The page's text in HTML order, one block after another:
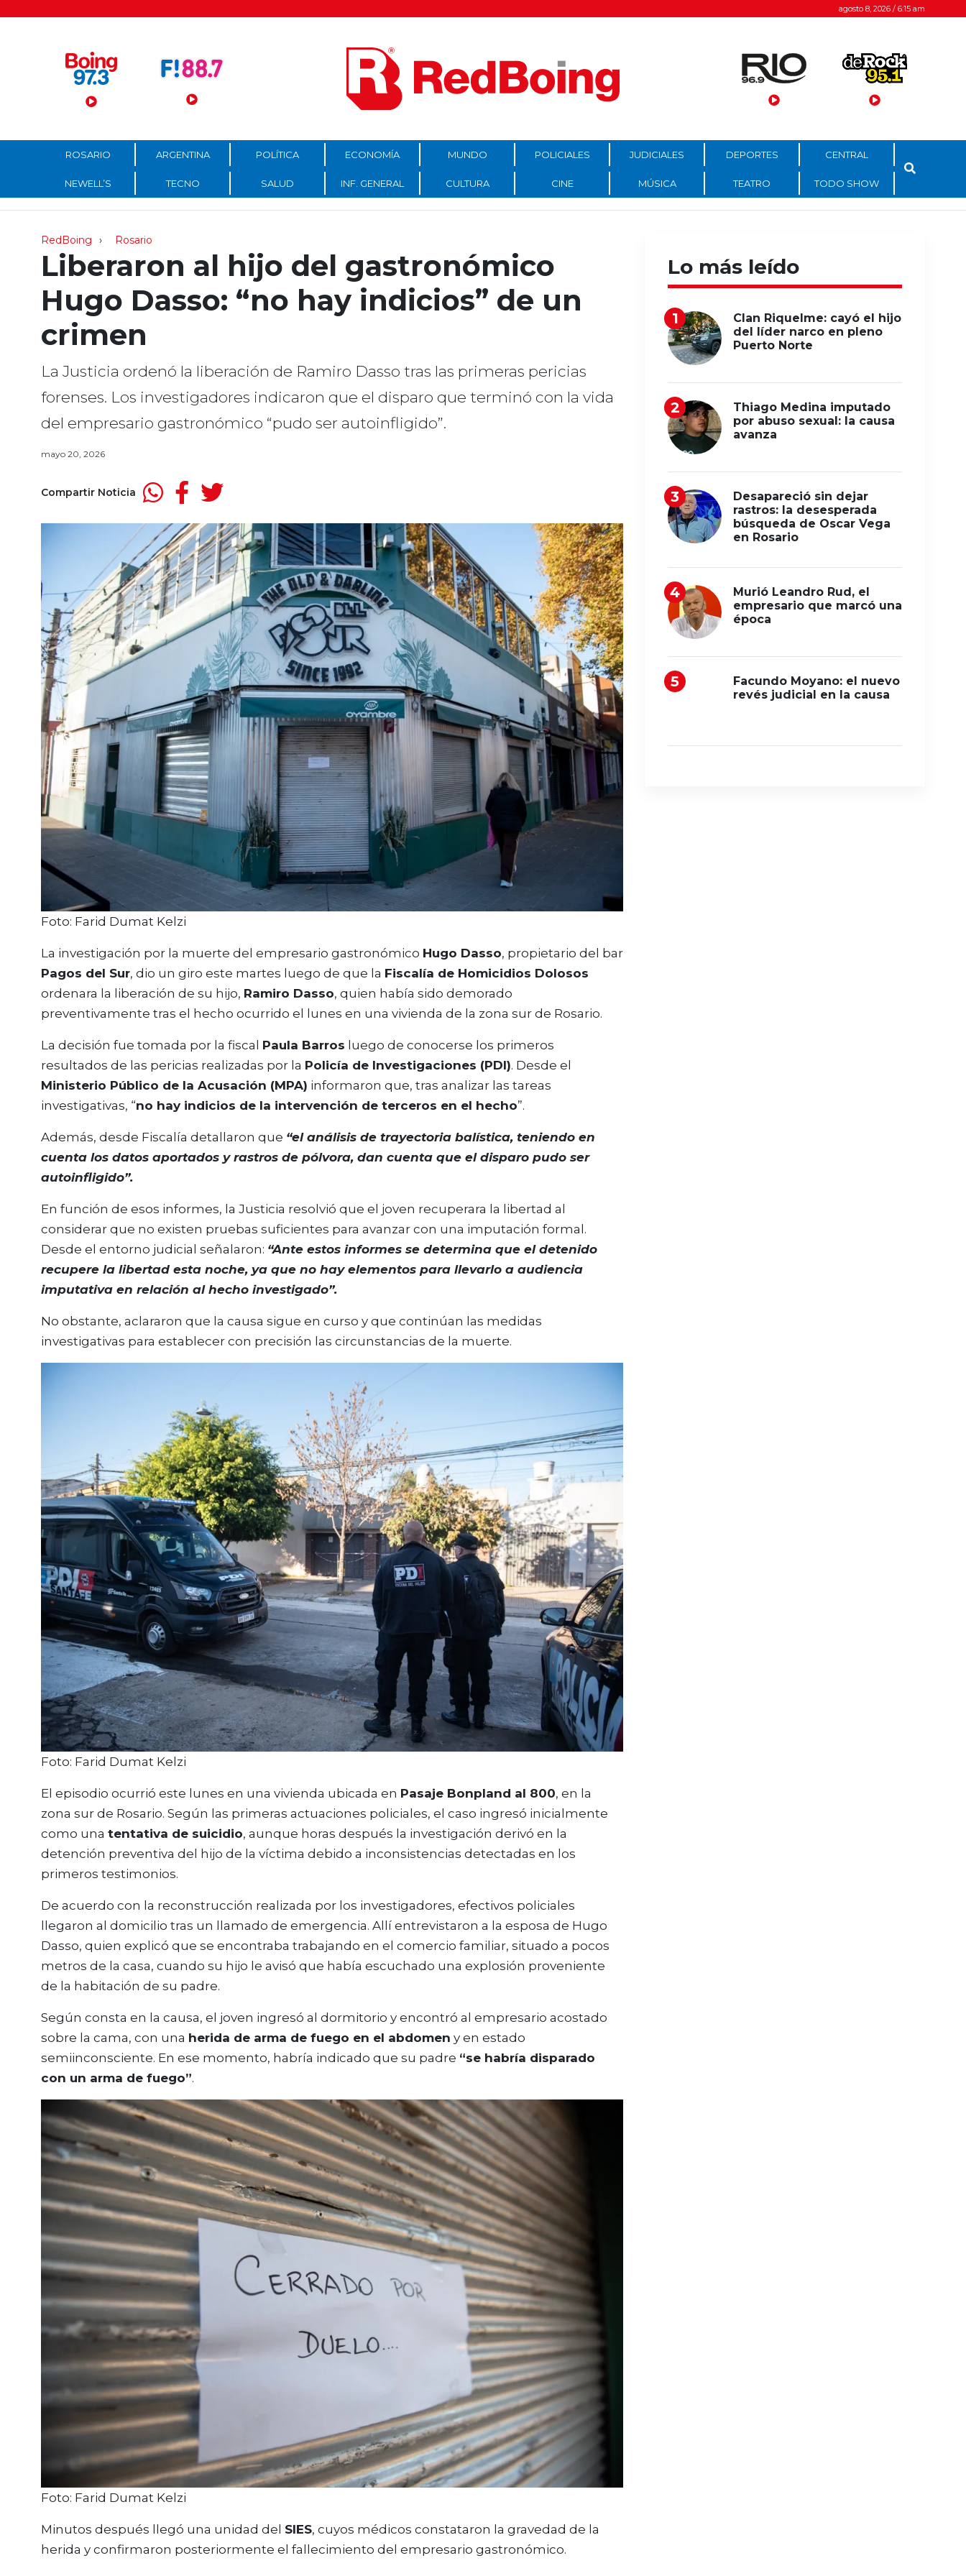
Menú Principal agosto 8, 2026 / 6:15 am
ROSARIO ARGENTINA POLÍTICA ECONOMÍA MUNDO POLICIALES JUDICIALES DEPORTES CENTRAL
NEWELL’S TECNO SALUD INF. GENERAL CULTURA CINE MÚSICA TEATRO TODO SHOW
RedBoing Rosario
Liberaron al hijo del gastronómico
Hugo Dasso: “no hay indicios” de un
crimen
La Justicia ordenó la liberación de Ramiro Dasso tras las primeras pericias
forenses. Los investigadores indicaron que el disparo que terminó con la vida
del empresario gastronómico “pudo ser autoinfligido”.
mayo 20, 2026
Compartir Noticia
Foto: Farid Dumat Kelzi
La investigación por la muerte del empresario gastronómico Hugo Dasso, propietario del bar
Pagos del Sur, dio un giro este martes luego de que la Fiscalía de Homicidios Dolosos
ordenara la liberación de su hijo, Ramiro Dasso, quien había sido demorado
preventivamente tras el hecho ocurrido el lunes en una vivienda de la zona sur de Rosario.
La decisión fue tomada por la fiscal Paula Barros luego de conocerse los primeros
resultados de las pericias realizadas por la Policía de Investigaciones (PDI). Desde el
Ministerio Público de la Acusación (MPA) informaron que, tras analizar las tareas
investigativas, “no hay indicios de la intervención de terceros en el hecho”.
Además, desde Fiscalía detallaron que “el análisis de trayectoria balística, teniendo en
cuenta los datos aportados y rastros de pólvora, dan cuenta que el disparo pudo ser
autoinfligido”.
En función de esos informes, la Justicia resolvió que el joven recuperara la libertad al
considerar que no existen pruebas suficientes para avanzar con una imputación formal.
Desde el entorno judicial señalaron: “Ante estos informes se determina que el detenido
recupere la libertad esta noche, ya que no hay elementos para llevarlo a audiencia
imputativa en relación al hecho investigado”.
No obstante, aclararon que la causa sigue en curso y que continúan las medidas
investigativas para establecer con precisión las circunstancias de la muerte.
Foto: Farid Dumat Kelzi
El episodio ocurrió este lunes en una vivienda ubicada en Pasaje Bonpland al 800, en la
zona sur de Rosario. Según las primeras actuaciones policiales, el caso ingresó inicialmente
como una tentativa de suicidio, aunque horas después la investigación derivó en la
detención preventiva del hijo de la víctima debido a inconsistencias detectadas en los
primeros testimonios.
De acuerdo con la reconstrucción realizada por los investigadores, efectivos policiales
llegaron al domicilio tras un llamado de emergencia. Allí entrevistaron a la esposa de Hugo
Dasso, quien explicó que se encontraba trabajando en el comercio familiar, situado a pocos
metros de la casa, cuando su hijo le avisó que había escuchado una explosión proveniente
de la habitación de su padre.
Según consta en la causa, el joven ingresó al dormitorio y encontró al empresario acostado
sobre la cama, con una herida de arma de fuego en el abdomen y en estado
semiinconsciente. En ese momento, habría indicado que su padre “se habría disparado
con un arma de fuego”.
Foto: Farid Dumat Kelzi
Minutos después llegó una unidad del SIES, cuyos médicos constataron la gravedad de la
herida y confirmaron posteriormente el fallecimiento del empresario gastronómico.
Lo más leído
Clan Riquelme: cayó el hijo
del líder narco en pleno
Puerto Norte
Thiago Medina imputado
por abuso sexual: la causa
avanza
Desapareció sin dejar
rastros: la desesperada
búsqueda de Oscar Vega
en Rosario
Murió Leandro Rud, el
empresario que marcó una
época
Facundo Moyano: el nuevo
revés judicial en la causa